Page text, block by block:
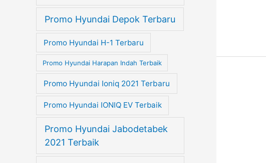
Promo Hyundai Depok Terbaru
Promo Hyundai H-1 Terbaru
Promo Hyundai Harapan Indah Terbaik
Promo Hyundai Ioniq 2021 Terbaru
Promo Hyundai IONIQ EV Terbaik
Promo Hyundai Jabodetabek
2021 Terbaik